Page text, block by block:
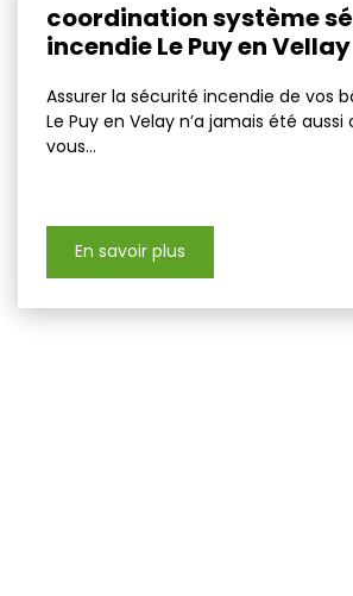
coordination système
incendie Le Puy en Vellay
Assurer la sécurité incendie de vos
Le Puy en Velay n’a jamais été aussi
vous...
En savoir plus